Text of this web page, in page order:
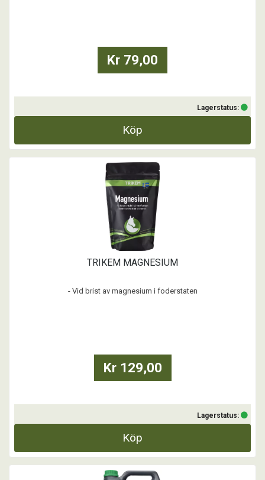
Kr 79,00
Lagerstatus:
Köp
TRIKEM MAGNESIUM
- Vid brist av magnesium i foderstaten
Magnesium är avgörande för hästens muskel- och nervfunktion likväl
som den spelar en central roll i flertalet av
Kr 129,00
Lagerstatus:
Köp